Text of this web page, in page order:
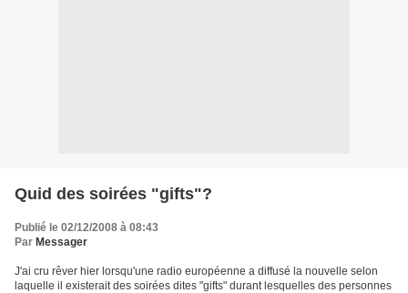
Quid des soirées "gifts"?
Publié le 02/12/2008 à 08:43
Par Messager
J'ai cru rêver hier lorsqu'une radio européenne a diffusé la nouvelle selon
laquelle il existerait des soirées dites "gifts" durant lesquelles des personnes